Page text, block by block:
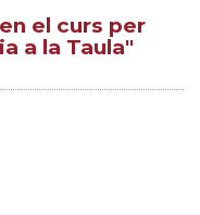
el curs per
a la Taula"